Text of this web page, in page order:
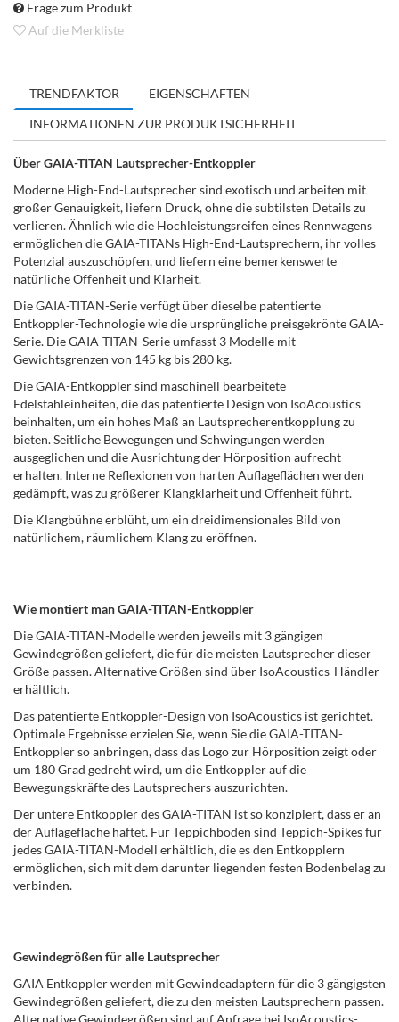
Frage zum Produkt
Auf die Merkliste
TRENDFAKTOR
EIGENSCHAFTEN
INFORMATIONEN ZUR PRODUKTSICHERHEIT
Über GAIA-TITAN Lautsprecher-Entkoppler
Moderne High-End-Lautsprecher sind exotisch und arbeiten mit
großer Genauigkeit, liefern Druck, ohne die subtilsten Details zu
verlieren. Ähnlich wie die Hochleistungsreifen eines Rennwagens
ermöglichen die GAIA-TITANs High-End-Lautsprechern, ihr volles
Potenzial auszuschöpfen, und liefern eine bemerkenswerte
natürliche Offenheit und Klarheit.
Die GAIA-TITAN-Serie verfügt über dieselbe patentierte
Entkoppler-Technologie wie die ursprüngliche preisgekrönte GAIA-
Serie. Die GAIA-TITAN-Serie umfasst 3 Modelle mit
Gewichtsgrenzen von 145 kg bis 280 kg.
Die GAIA-Entkoppler sind maschinell bearbeitete
Edelstahleinheiten, die das patentierte Design von IsoAcoustics
beinhalten, um ein hohes Maß an Lautsprecherentkopplung zu
bieten. Seitliche Bewegungen und Schwingungen werden
ausgeglichen und die Ausrichtung der Hörposition aufrecht
erhalten. Interne Reflexionen von harten Auflageflächen werden
gedämpft, was zu größerer Klangklarheit und Offenheit führt.
Die Klangbühne erblüht, um ein dreidimensionales Bild von
natürlichem, räumlichem Klang zu eröffnen.
Wie montiert man GAIA-TITAN-Entkoppler
Die GAIA-TITAN-Modelle werden jeweils mit 3 gängigen
Gewindegrößen geliefert, die für die meisten Lautsprecher dieser
Größe passen. Alternative Größen sind über IsoAcoustics-Händler
erhältlich.
Das patentierte Entkoppler-Design von IsoAcoustics ist gerichtet.
Optimale Ergebnisse erzielen Sie, wenn Sie die GAIA-TITAN-
Entkoppler so anbringen, dass das Logo zur Hörposition zeigt oder
um 180 Grad gedreht wird, um die Entkoppler auf die
Bewegungskräfte des Lautsprechers auszurichten.
Der untere Entkoppler des GAIA-TITAN ist so konzipiert, dass er an
der Auflagefläche haftet. Für Teppichböden sind Teppich-Spikes für
jedes GAIA-TITAN-Modell erhältlich, die es den Entkopplern
ermöglichen, sich mit dem darunter liegenden festen Bodenbelag zu
verbinden.
Gewindegrößen für alle Lautsprecher
GAIA Entkoppler werden mit Gewindeadaptern für die 3 gängigsten
Gewindegrößen geliefert, die zu den meisten Lautsprechern passen.